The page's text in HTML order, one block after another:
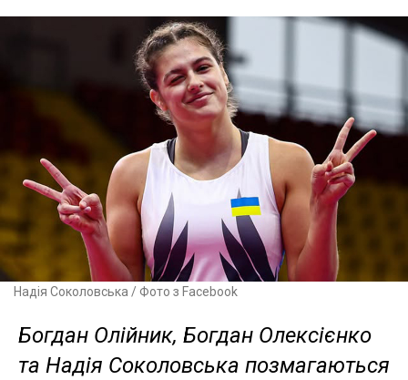
Надія Соколовська / Фото з Facebook
Богдан Олійник, Богдан Олексієнко
та Надія Соколовська позмагаються